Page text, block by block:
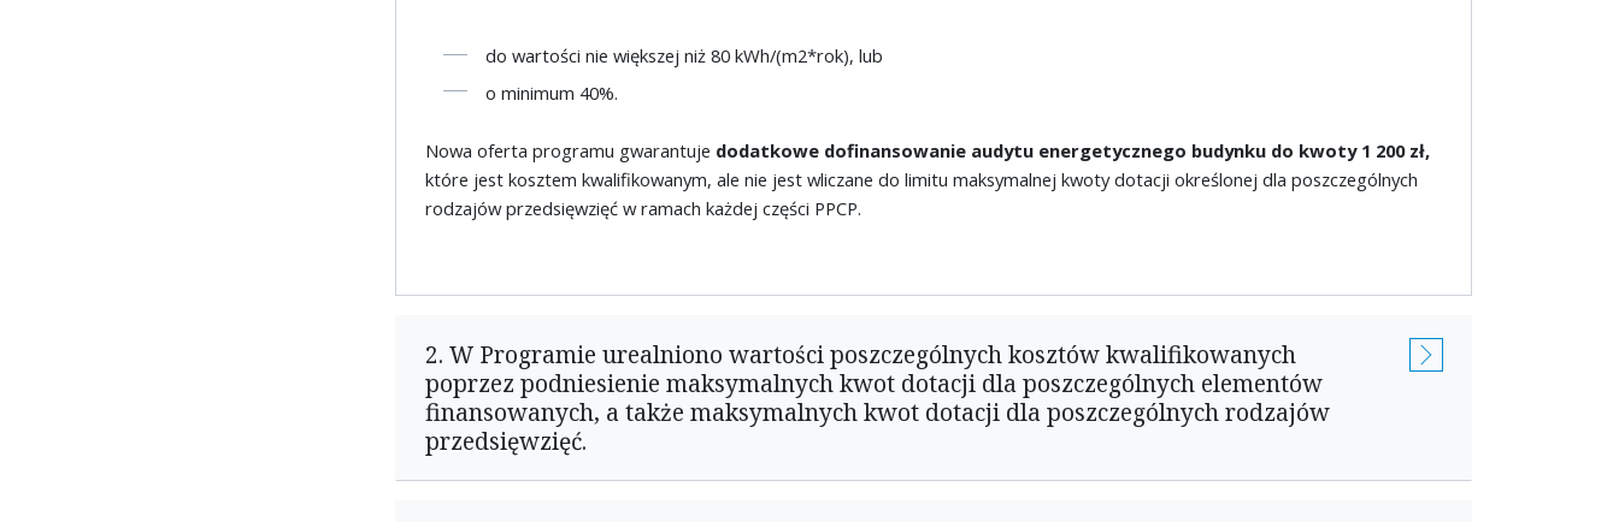
do wartości nie większej niż 80 kWh/(m2*rok), lub
o minimum 40%.
Nowa oferta programu gwarantuje dodatkowe dofinansowanie audytu energetycznego budynku do kwoty 1 200 zł,
które jest kosztem kwalifikowanym, ale nie jest wliczane do limitu maksymalnej kwoty dotacji określonej dla poszczególnych
rodzajów przedsięwzięć w ramach każdej części PPCP.
2. W Programie urealniono wartości poszczególnych kosztów kwalifikowanych
poprzez podniesienie maksymalnych kwot dotacji dla poszczególnych elementów
finansowanych, a także maksymalnych kwot dotacji dla poszczególnych rodzajów
przedsięwzięć.